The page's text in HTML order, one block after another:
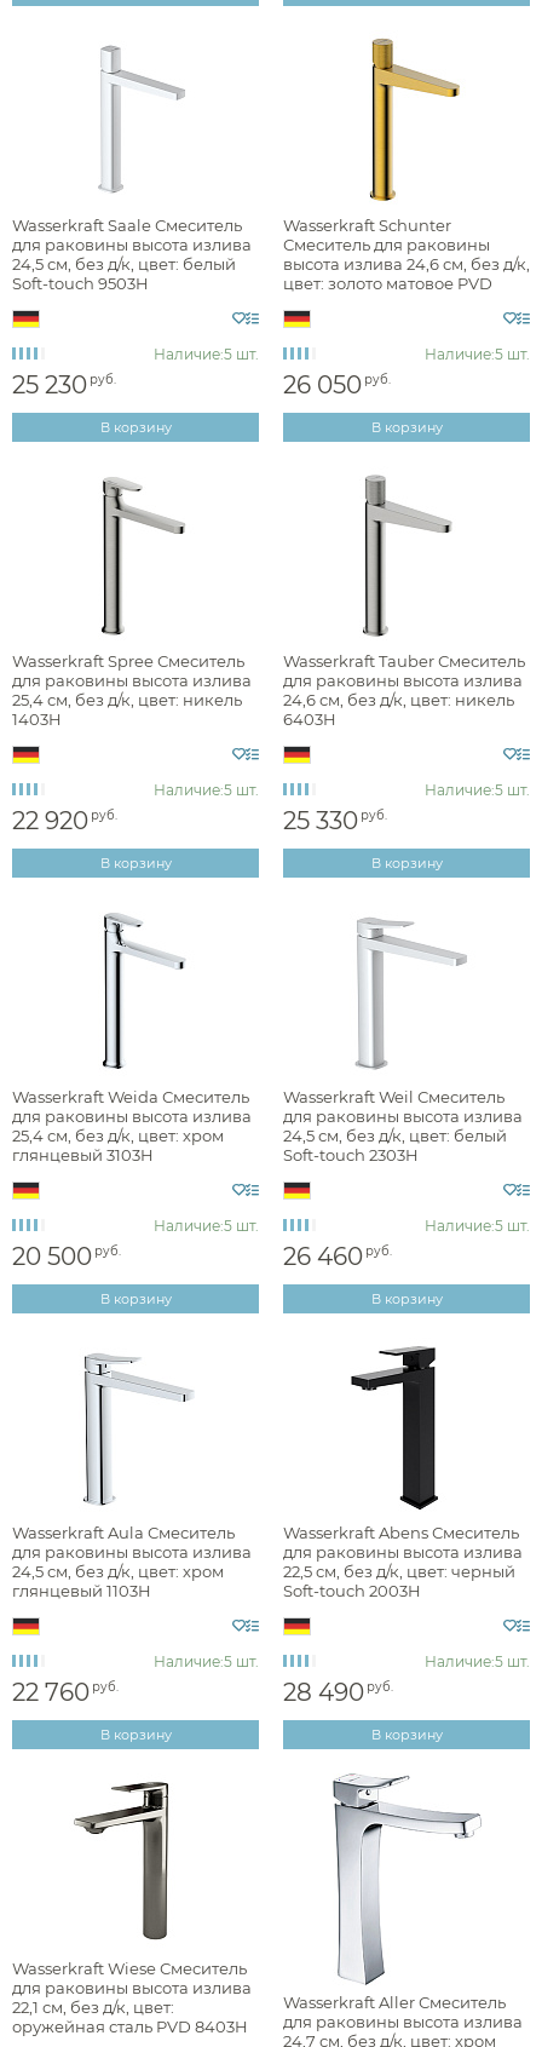
Держатели туалетной бумаги
Дозаторы
матовая
hi-tech
минимализм
неоклассика
Раздел каталога
Монтаж
на раковину или столешницу
Материал
Управление
Длина излива, см
Высота излива, см
Wasserkraft Saale Смеситель
для раковины высота излива
24,5 см, без д/к, цвет: белый
Soft-touch 9503H
Наличие:5 шт.
25 230 руб.
В корзину
Wasserkraft Schunter
Смеситель для раковины
высота излива 24,6 см, без д/к,
цвет: золото матовое PVD
Наличие:5 шт.
26 050 руб.
В корзину
Wasserkraft Spree Смеситель
для раковины высота излива
25,4 см, без д/к, цвет: никель
1403H
Наличие:5 шт.
22 920 руб.
В корзину
Wasserkraft Tauber Смеситель
для раковины высота излива
24,6 см, без д/к, цвет: никель
6403H
Наличие:5 шт.
25 330 руб.
В корзину
Wasserkraft Weida Смеситель
для раковины высота излива
25,4 см, без д/к, цвет: хром
глянцевый 3103H
Наличие:5 шт.
20 500 руб.
В корзину
Wasserkraft Weil Смеситель
для раковины высота излива
24,5 см, без д/к, цвет: белый
Soft-touch 2303H
Наличие:5 шт.
26 460 руб.
В корзину
Wasserkraft Aula Смеситель
для раковины высота излива
24,5 см, без д/к, цвет: хром
глянцевый 1103H
Наличие:5 шт.
22 760 руб.
В корзину
Wasserkraft Abens Смеситель
для раковины высота излива
22,5 см, без д/к, цвет: черный
Soft-touch 2003H
Наличие:5 шт.
28 490 руб.
В корзину
Wasserkraft Wiese Смеситель
для раковины высота излива
22,1 см, без д/к, цвет:
оружейная сталь PVD 8403H
Wasserkraft Aller Смеситель
для раковины высота излива
24,7 см, без д/к, цвет: хром